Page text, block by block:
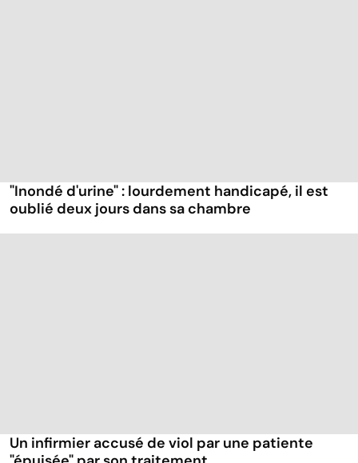
"Inondé d'urine" : lourdement handicapé, il est
oublié deux jours dans sa chambre
Un infirmier accusé de viol par une patiente